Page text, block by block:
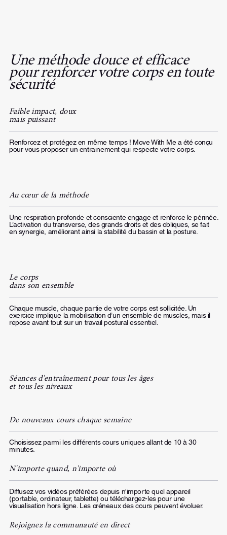
Une méthode douce et efficace
pour renforcer votre corps en toute
sécurité
Faible impact, doux
mais puissant
Renforcez et protégez en même temps ! Move With Me a été conçu
pour vous proposer un entrainement qui respecte votre corps.
Au cœur de la méthode
Une respiration profonde et consciente engage et renforce le périnée.
L’activation du transverse, des grands droits et des obliques, se fait
en synergie, améliorant ainsi la stabilité du bassin et la posture.
Le corps
dans son ensemble
Chaque muscle, chaque partie de votre corps est sollicitée. Un
exercice implique la mobilisation d’un ensemble de muscles, mais il
repose avant tout sur un travail postural essentiel.
Séances d'entraînement pour tous les âges
et tous les niveaux
De nouveaux cours chaque semaine
Choisissez parmi les différents cours uniques allant de 10 à 30
minutes.
N'importe quand, n'importe où
Diffusez vos vidéos préférées depuis n'importe quel appareil
(portable, ordinateur, tablette) ou téléchargez-les pour une
visualisation hors ligne. Les créneaux des cours peuvent évoluer.
Rejoignez la communauté en direct